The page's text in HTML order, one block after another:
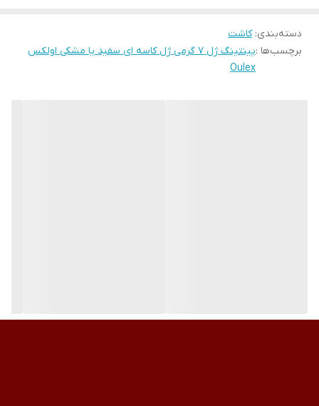
دسته‌بندی:کاشت
برچسب‌ها :
پینتینگ ژل 7 گرمی ژل کاسه ای سفید یا مشکی اولکس
Oulex